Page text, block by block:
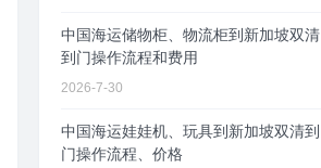
中国海运储物柜、物流柜到新加坡双清
到门操作流程和费用
2026-7-30
中国海运娃娃机、玩具到新加坡双清到
门操作流程、价格